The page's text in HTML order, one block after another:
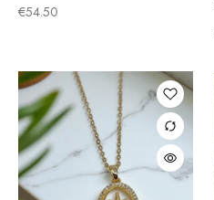
€54.50